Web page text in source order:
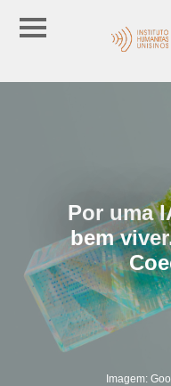
Por uma
bem
Imagem: